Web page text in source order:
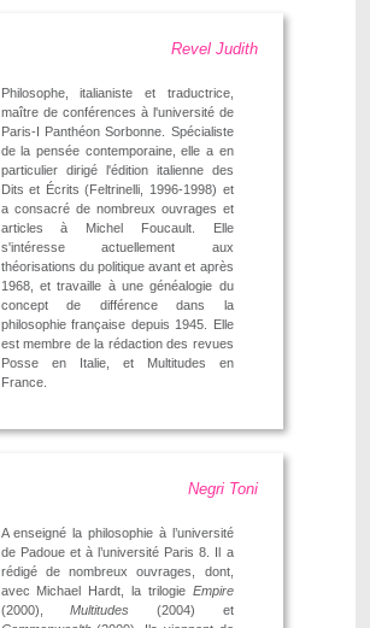
Revel Judith
Philosophe, italianiste et traductrice,
maître de conférences à l'université de
Paris-I Panthéon Sorbonne. Spécialiste
de la pensée contemporaine, elle a en
particulier dirigé l'édition italienne des
Dits et Écrits (Feltrinelli, 1996-1998) et
a consacré de nombreux ouvrages et
articles à Michel Foucault. Elle
s'intéresse actuellement aux
théorisations du politique avant et après
1968, et travaille à une généalogie du
concept de différence dans la
philosophie française depuis 1945. Elle
est membre de la rédaction des revues
Posse en Italie, et Multitudes en
France.
Negri Toni
A enseigné la philosophie à l’université
de Padoue et à l’université Paris 8. Il a
rédigé de nombreux ouvrages, dont,
avec Michael Hardt, la trilogie Empire
(2000),
Multitudes (2004) et